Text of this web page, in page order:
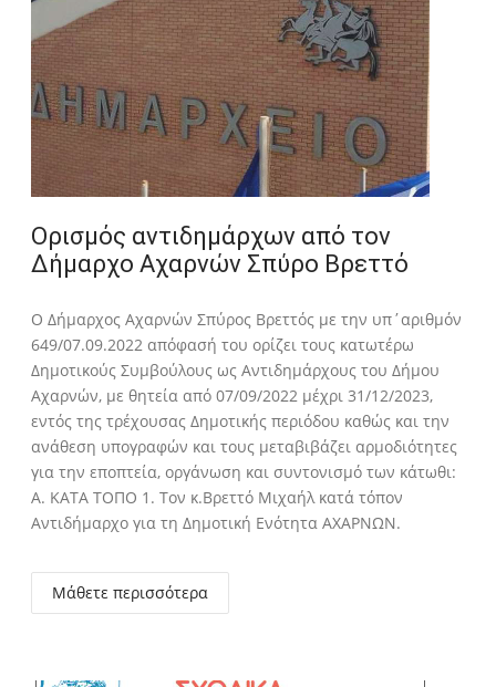
Ορισμός αντιδημάρχων από τον
Δήμαρχο Αχαρνών Σπύρο Βρεττό
Ο Δήμαρχος Αχαρνών Σπύρος Βρεττός με την υπ΄αριθμόν
649/07.09.2022 απόφασή του ορίζει τους κατωτέρω
Δημοτικούς Συμβούλους ως Αντιδημάρχους του Δήμου
Αχαρνών, με θητεία από 07/09/2022 μέχρι 31/12/2023,
εντός της τρέχουσας Δημοτικής περιόδου καθώς και την
ανάθεση υπογραφών και τους μεταβιβάζει αρμοδιότητες
για την εποπτεία, οργάνωση και συντονισμό των κάτωθι:
Α. ΚΑΤΑ ΤΟΠΟ 1. Τον κ.Βρεττό Μιχαήλ κατά τόπον
Αντιδήμαρχο για τη Δημοτική Ενότητα ΑΧΑΡΝΩΝ.
Μάθετε περισσότερα